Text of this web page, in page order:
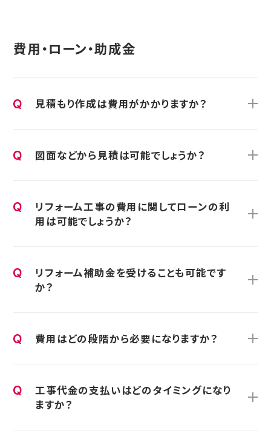
費用・ローン・助成金
見積もり作成は費用がかかりますか？
図面などから見積は可能でしょうか？
リフォーム工事の費用に関してローンの利
用は可能でしょうか？
リフォーム補助金を受けることも可能です
か？
費用はどの段階から必要になりますか？
工事代金の支払いはどのタイミングになり
ますか？